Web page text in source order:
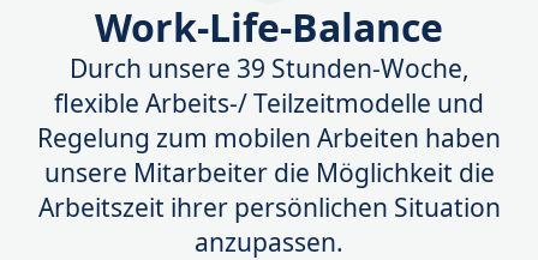
Work-Life-Balance
Durch unsere 39 Stunden-Woche,
flexible Arbeits-/ Teilzeitmodelle und
Regelung zum mobilen Arbeiten haben
unsere Mitarbeiter die Möglichkeit die
Arbeitszeit ihrer persönlichen Situation
anzupassen.